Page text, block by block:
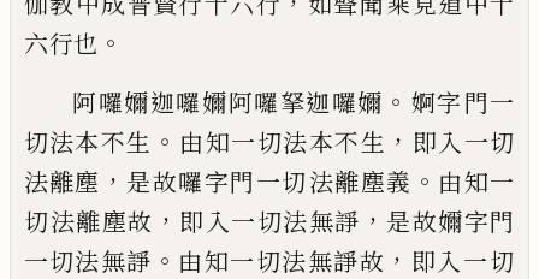
六行也 。
阿囉嬭迦囉嬭阿囉拏迦囉嬭 。 婀字門一
切法本不生 。 由知一切法本不生 ， 即入一切
法離塵 ， 是故囉字門一切法離塵義 。 由知一
切法離塵故 ， 即入一切法無諍 ， 是故嬭字門
一切法無諍 。 由知一切法無諍故 ， 即入一切